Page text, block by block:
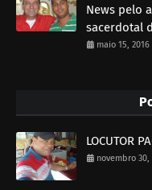
News pelo
sacerdotal
maio 15, 2016
LOCUTOR
novembro 30,